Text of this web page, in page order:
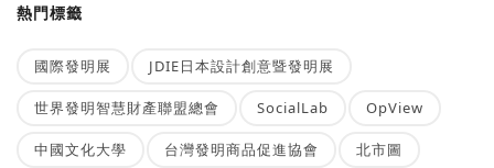
熱門標籤
國際發明展 JDIE日本設計創意暨發明展
世界發明智慧財產聯盟總會 SocialLab OpView
中國文化大學 台灣發明商品促進協會 北市圖